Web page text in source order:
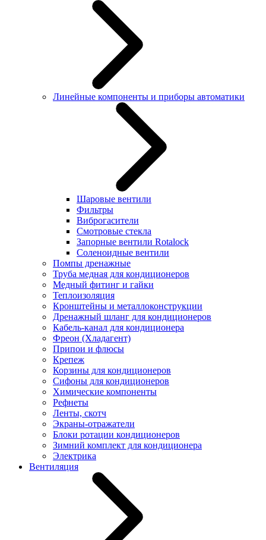
Линейные компоненты и приборы автоматики
Шаровые вентили
Фильтры
Виброгасители
Смотровые стекла
Запорные вентили Rotalock
Соленоидные вентили
Помпы дренажные
Труба медная для кондиционеров
Медный фитинг и гайки
Теплоизоляция
Кронштейны и металлоконструкции
Дренажный шланг для кондиционеров
Кабель-канал для кондиционера
Фреон (Хладагент)
Припои и флюсы
Крепеж
Корзины для кондиционеров
Сифоны для кондиционеров
Химические компоненты
Рефнеты
Ленты, скотч
Экраны-отражатели
Блоки ротации кондиционеров
Зимний комплект для кондиционера
Электрика
Вентиляция